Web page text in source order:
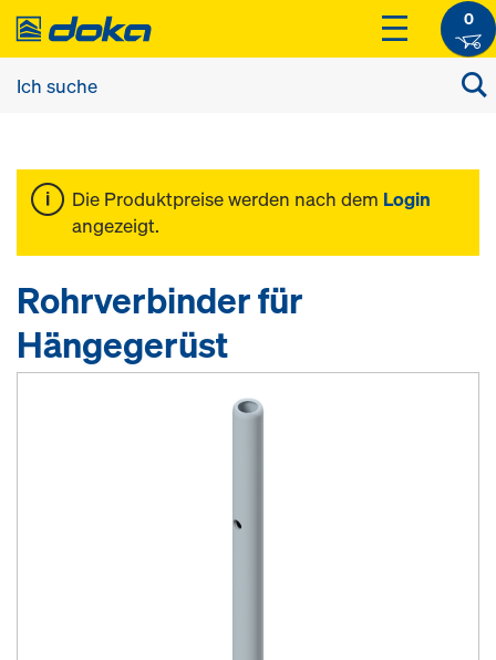
0
Die Produktpreise werden nach dem Login
angezeigt.
Rohrverbinder für
Hängegerüst